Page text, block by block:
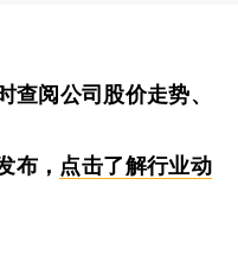
查阅公司股价走势、
布， 点击了解行业动